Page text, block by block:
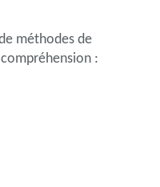
méthodes de
: